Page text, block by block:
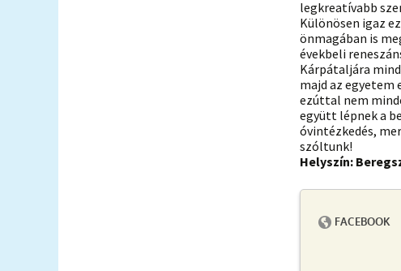
legkreatívabb
Különösen igaz
önmagában is
évekbeli
Kárpátaljára
majd az egyetem
ezúttal nem
együtt lépnek a
óvintézkedés,
szóltunk!
Helyszín: